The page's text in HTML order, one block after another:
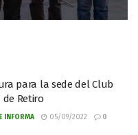
para la sede del Club
Retiro
INFORMA 05/09/2022 0